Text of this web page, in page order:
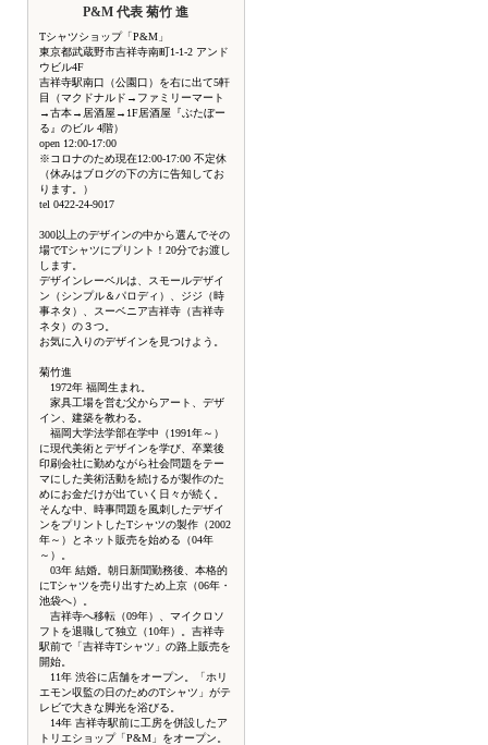
P&M 代表 菊竹 進
Tシャツショップ「P&M」
東京都武蔵野市吉祥寺南町1-1-2 アンド
ウビル4F
吉祥寺駅南口（公園口）を右に出て5軒
目（マクドナルド→ファミリーマート
→古本→居酒屋→1F居酒屋『ぶたぼー
る』のビル 4階）
open 12:00-17:00
※コロナのため現在12:00-17:00 不定休
（休みはブログの下の方に告知してお
ります。）
tel 0422-24-9017
300以上のデザインの中から選んでその
場でTシャツにプリント！20分でお渡し
します。
デザインレーベルは、スモールデザイ
ン（シンプル＆パロディ）、ジジ（時
事ネタ）、スーベニア吉祥寺（吉祥寺
ネタ）の３つ。
お気に入りのデザインを見つけよう。
菊竹進
1972年 福岡生まれ。
家具工場を営む父からアート、デザ
イン、建築を教わる。
福岡大学法学部在学中（1991年～）
に現代美術とデザインを学び、卒業後
印刷会社に勤めながら社会問題をテー
マにした美術活動を続けるが製作のた
めにお金だけが出ていく日々が続く。
そんな中、時事問題を風刺したデザイ
ンをプリントしたTシャツの製作（2002
年～）とネット販売を始める（04年
～）。
03年 結婚。朝日新聞勤務後、本格的
にTシャツを売り出すため上京（06年・
池袋へ）。
吉祥寺へ移転（09年）、マイクロソ
フトを退職して独立（10年）。吉祥寺
駅前で「吉祥寺Tシャツ」の路上販売を
開始。
11年 渋谷に店舗をオープン。「ホリ
エモン収監の日のためのTシャツ」がテ
レビで大きな脚光を浴びる。
14年 吉祥寺駅前に工房を併設したア
トリエショップ「P&M」をオープン。